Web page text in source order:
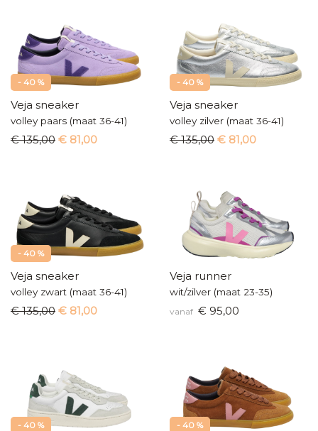
- 40 %
Veja sneaker
volley paars (maat 36-41)
€ 135,00 € 81,00
- 40 %
Veja sneaker
volley zilver (maat 36-41)
€ 135,00 € 81,00
- 40 %
Veja sneaker
volley zwart (maat 36-41)
€ 135,00 € 81,00
Veja runner
wit/zilver (maat 23-35)
vanaf € 95,00
- 40 % - 40 %